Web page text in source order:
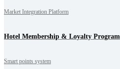
Market Integration Platform
Hotel Membership & Loyalty Program
Smart points system